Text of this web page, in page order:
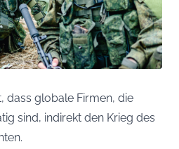
dass globale Firmen, die
sind, indirekt den Krieg des